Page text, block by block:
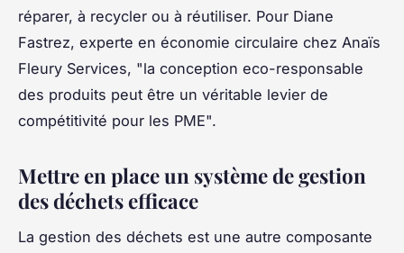
réparer, à recycler ou à réutiliser. Pour Diane
Fastrez, experte en économie circulaire chez Anaïs
Fleury Services, "la conception eco-responsable
des produits peut être un véritable levier de
compétitivité pour les PME".
Mettre en place un système de gestion
des déchets efficace
La gestion des déchets est une autre composante